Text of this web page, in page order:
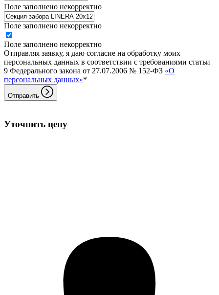
Поле заполнено некорректно
Поле заполнено некорректно
Поле заполнено некорректно
Отправляя заявку, я даю согласие на обработку моих
персональных данных в соответствии с требованиями статьи
9 Федерального закона от 27.07.2006 № 152-ФЗ «О
персональных данных»*
Отправить
Уточнить цену